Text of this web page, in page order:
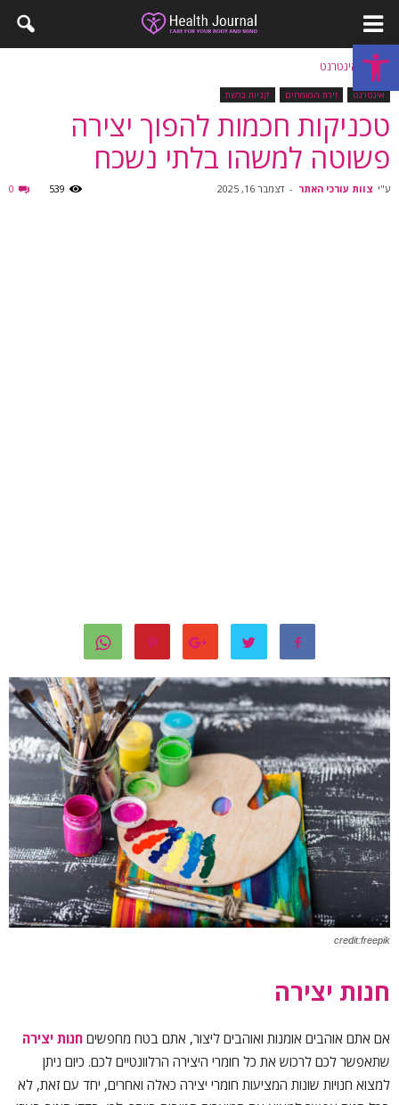
פתח סרגל נגישות
בית אינטרנט
אינטרנט זירת המומחים קניות ברשת
טכניקות חכמות להפוך יצירה
פשוטה למשהו בלתי נשכח
ע"י צוות עורכי האתר - דצמבר 16, 2025 0 539
credit:freepik
חנות יצירה
אם אתם אוהבים אומנות ואוהבים ליצור, אתם בטח מחפשים חנות יצירה
שתאפשר לכם לרכוש את כל חומרי היצירה הרלוונטיים לכם. כיום ניתן
למצוא חנויות שונות המציעות חומרי יצירה כאלה ואחרים, יחד עם זאת, לא